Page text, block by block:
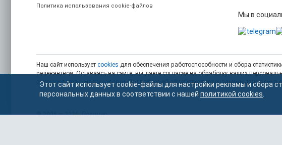
Политика использования cookie-файлов
Мы в
Наш сайт использует cookies для обеспечения работоспособности и сбора
релевантной. Оставаясь на сайте, вы даете согласие на обработку ваших
рекомендательные технологии . Подробнее об обработке персональных данных — в
© 2006 — 2026. Полимер.
Этот сайт использует cookie-файлы для настройки рекламы и сбора
персональных данных в соответствии с нашей политикой cookies